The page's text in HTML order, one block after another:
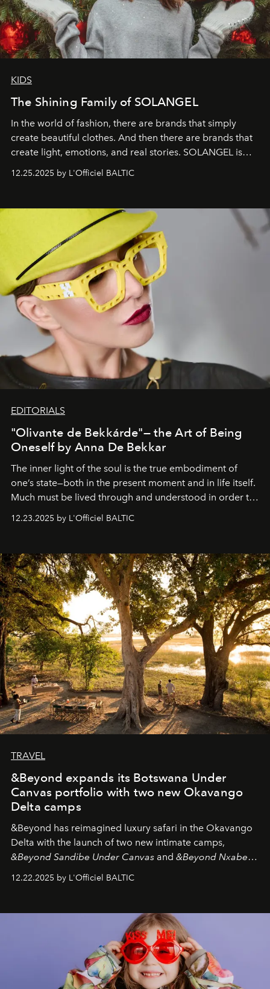
KIDS
The Shining Family of SOLANGEL
In the world of fashion, there are brands that simply
create beautiful clothes. And then there are brands that
create light, emotions, and real stories. SOLANGEL is
12.25.2025 by L'Officiel BALTIC
EDITORIALS
"Olivante de Bekkárde"— the Art of Being
Oneself by Anna De Bekkar
The inner light of the soul is the true embodiment of
one’s state—both in the present moment and in life itself.
Much must be lived through and understood in order to
everyone sees at once, not everyone understands
away. Time is essential, for beneath countless irresistible
masks, something truly beautiful hides modestly, without
seeking attention. To perceive the real essence, one
needs the art of reinterpretation. We have named this
look "Olivante".
12.23.2025 by L'Officiel BALTIC
TRAVEL
&Beyond expands its Botswana Under
Canvas portfolio with two new Okavango
Delta camps
&Beyond has reimagined luxury safari in the Okavango
Delta with the launch of two new intimate camps,
&Beyond Sandibe Under Canvas and &Beyond Nxabega
&Beyond Chobe Under Canvas
iconic wild places, a journey offering a rare combination
of adventure, intimacy, and sustainability.
is not a lodge — it’s the wild, felt, heard,
and breathed — an experience where comfort and
wilderness merge so completely that you become part
12.22.2025 by L'Officiel BALTIC